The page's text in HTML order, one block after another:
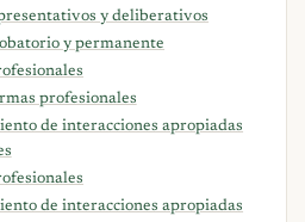
y deliberativos
y permanente
profesionales
de interacciones apropiadas
de interacciones apropiadas